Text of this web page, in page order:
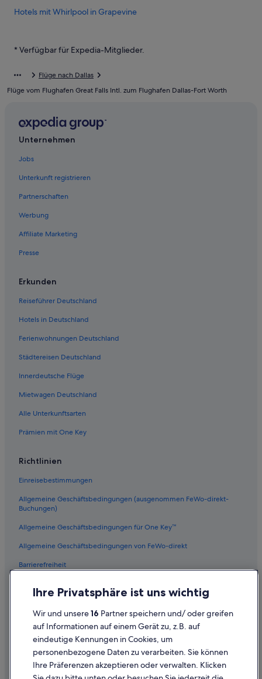
Hotels mit Whirlpool in Grapevine
Motel 6 Hotels in Grapevine
Wohnungen in Grapevine
La Quinta Inn & Suites Hotels in Grapevine
Great Wolf Lodge Hotels in Grapevine
Chalets in Grapevine
B&B in Grapevine
Gasthäuser in Grapevine
* Verfügbar für Expedia-Mitglieder.
Flüge nach Dallas
Flüge vom Flughafen Great Falls Intl. zum Flughafen Dallas-Fort Worth
Unternehmen
Jobs
Unterkunft registrieren
Partnerschaften
Werbung
Affiliate Marketing
Presse
Erkunden
Reiseführer Deutschland
Hotels in Deutschland
Ferienwohnungen Deutschland
Städtereisen Deutschland
Innerdeutsche Flüge
Mietwagen Deutschland
Alle Unterkunftsarten
Prämien mit One Key
Richtlinien
Einreisebestimmungen
Allgemeine Geschäftsbedingungen (ausgenommen FeWo-direkt-
Buchungen)
Allgemeine Geschäftsbedingungen für One Key™
Allgemeine Geschäftsbedingungen von FeWo-direkt
Barrierefreiheit
Inhaltsrichtlinien und Melden von Inhalten
Hilfe
Ihre Privatsphäre ist uns wichtig
Wir und unsere16 Partner speichern und/ oder greifen
auf Informationen auf einem Gerät zu, z.B. auf
eindeutige Kennungen in Cookies, um
personenbezogene Daten zu verarbeiten. Sie können
Ihre Präferenzen akzeptieren oder verwalten. Klicken